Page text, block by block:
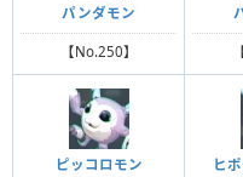
パンダモン
【No.250】
ピッコロモン ヒ